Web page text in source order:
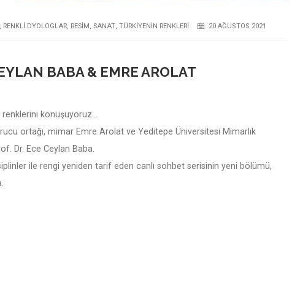
, RENKLI DYOLOGLAR, RESIM, SANAT, TÜRKIYENIN RENKLERI 20 AĞUSTOS 2021
BABA & EMRE AROLAT
renklerini konuşuyoruz…
ortağı, mimar Emre Arolat ve Yeditepe Üniversitesi Mimarlık
Dr. Ece Ceylan Baba.
ile rengi yeniden tarif eden canlı sohbet serisinin yeni bölümü,